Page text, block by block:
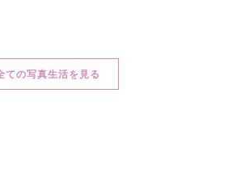
ての写真生活を見る